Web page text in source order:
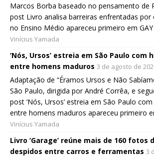
Marcos Borba baseado no pensamento de
post Livro analisa barreiras enfrentadas por
no Ensino Médio apareceu primeiro em GAY
Vinícius Yamada
‘Nós, Ursos’ estreia em São Paulo com
entre homens maduros 3 de agosto de
Adaptação de “Éramos Ursos e Não
São Paulo, dirigida por André Corrêa, e
post ‘Nós, Ursos’ estreia em São Paulo
entre homens maduros apareceu primeiro
Vinícius Yamada
Livro ‘Garage’ reúne mais de 160 fotos
despidos entre carros e ferramentas 3